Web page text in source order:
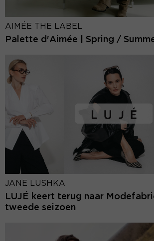
AIMÉE THE LABEL
Palette d'Aimée | Spring /
JANE LUSHKA
LUJÉ keert terug naar
tweede seizoen